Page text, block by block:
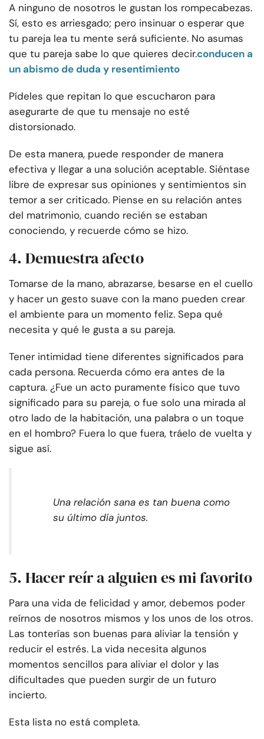
A ninguno de nosotros le gustan los rompecabezas.
Sí, esto es arriesgado; pero insinuar o esperar que
tu pareja lea tu mente será suficiente. No asumas
que tu pareja sabe lo que quieres decir.conducen a
un abismo de duda y resentimiento
Pídeles que repitan lo que escucharon para
asegurarte de que tu mensaje no esté
distorsionado.
De esta manera, puede responder de manera
efectiva y llegar a una solución aceptable. Siéntase
libre de expresar sus opiniones y sentimientos sin
temor a ser criticado. Piense en su relación antes
del matrimonio, cuando recién se estaban
conociendo, y recuerde cómo se hizo.
4. Demuestra afecto
Tomarse de la mano, abrazarse, besarse en el cuello
y hacer un gesto suave con la mano pueden crear
el ambiente para un momento feliz. Sepa qué
necesita y qué le gusta a su pareja.
Tener intimidad tiene diferentes significados para
cada persona. Recuerda cómo era antes de la
captura. ¿Fue un acto puramente físico que tuvo
significado para su pareja, o fue solo una mirada al
otro lado de la habitación, una palabra o un toque
en el hombro? Fuera lo que fuera, tráelo de vuelta y
sigue así.
Una relación sana es tan buena como
su último día juntos.
5. Hacer reír a alguien es mi favorito
Para una vida de felicidad y amor, debemos poder
reírnos de nosotros mismos y los unos de los otros.
Las tonterías son buenas para aliviar la tensión y
reducir el estrés. La vida necesita algunos
momentos sencillos para aliviar el dolor y las
dificultades que pueden surgir de un futuro
incierto.
Esta lista no está completa.